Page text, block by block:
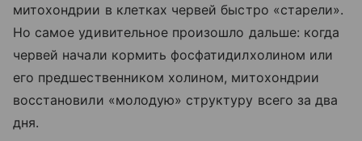
митохондрии в клетках червей быстро «старели».
Но самое удивительное произошло дальше: когда
червей начали кормить фосфатидилхолином или
его предшественником холином, митохондрии
восстановили «молодую» структуру всего за два
дня.